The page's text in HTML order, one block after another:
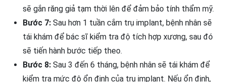
sẽ gắn răng giả tạm thời lên để đảm bảo tính thẩm mỹ.
Bước 7: Sau hơn 1 tuần cắm trụ implant, bệnh nhân sẽ
tái khám để bác sĩ kiểm tra độ tích hợp xương, sau đó
sẽ tiến hành bước tiếp theo.
Bước 8: Sau 3 đến 6 tháng, bệnh nhân sẽ tái khám để
kiểm tra mức độ ổn định của trụ implant. Nếu ổn định,